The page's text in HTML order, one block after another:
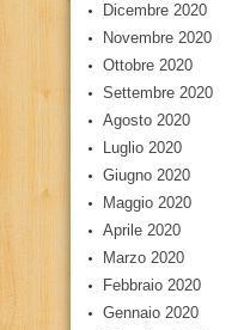
Dicembre 2020
Novembre 2020
Ottobre 2020
Settembre 2020
Agosto 2020
Luglio 2020
Giugno 2020
Maggio 2020
Aprile 2020
Marzo 2020
Febbraio 2020
Gennaio 2020